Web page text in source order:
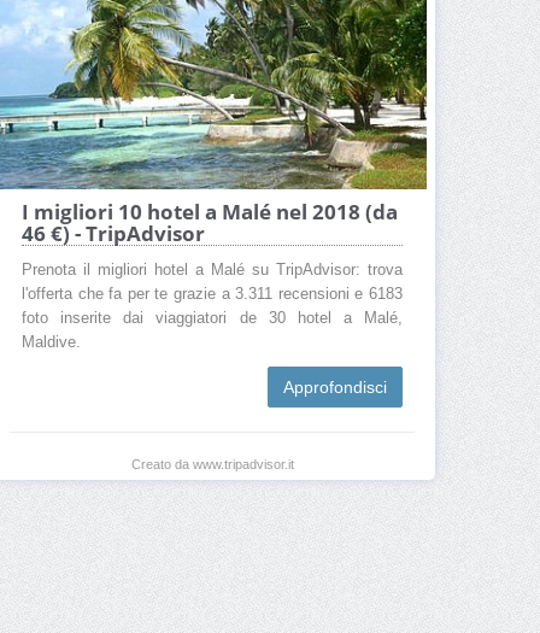
I migliori 10 hotel a Malé nel 2018 (da
46 €) - TripAdvisor
Prenota il migliori hotel a Malé su TripAdvisor: trova
l'offerta che fa per te grazie a 3.311 recensioni e 6183
foto inserite dai viaggiatori de 30 hotel a Malé,
Maldive.
Approfondisci
Creato da www.tripadvisor.it